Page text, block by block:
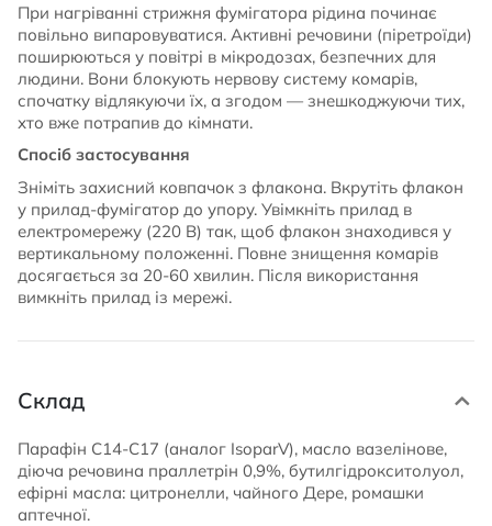
При нагріванні стрижня фумігатора рідина починає
повільно випаровуватися. Активні речовини (піретроїди)
поширюються у повітрі в мікродозах, безпечних для
людини. Вони блокують нервову систему комарів,
спочатку відлякуючи їх, а згодом — знешкоджуючи тих,
хто вже потрапив до кімнати.
Спосіб застосування
Зніміть захисний ковпачок з флакона. Вкрутіть флакон
у прилад-фумігатор до упору. Увімкніть прилад в
електромережу (220 В) так, щоб флакон знаходився у
вертикальному положенні. Повне знищення комарів
досягається за 20-60 хвилин. Після використання
вимкніть прилад із мережі.
Склад
Парафін С14-С17 (аналог IsoparV), масло вазелінове,
діюча речовина праллетрін 0,9%, бутилгідрокситолуол,
ефірні масла: цитронелли, чайного Дере, ромашки
аптечної.